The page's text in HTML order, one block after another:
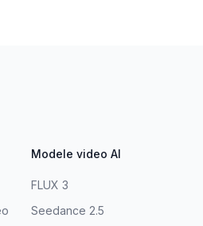
Modele video AI
FLUX 3
Seedance 2.5